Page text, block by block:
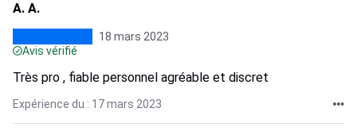
A. A.
18 mars 2023
Avis vérifié
Très pro , fiable personnel agréable et discret
Expérience du : 17 mars 2023